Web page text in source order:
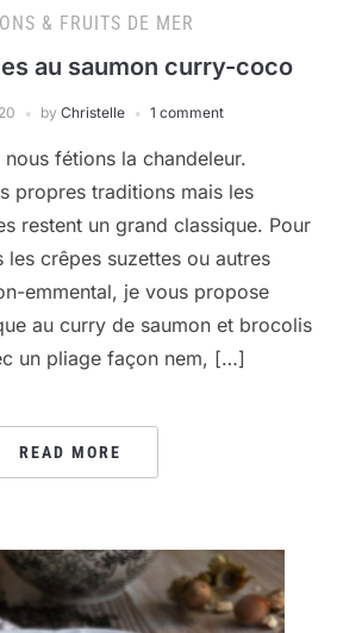
& FRUITS DE MER
au saumon curry-coco
by Christelle 1 comment
fétions la chandeleur.
propres traditions mais les
restent un grand classique. Pour
les crêpes suzettes ou autres
emmental, je vous propose
au curry de saumon et brocolis
un pliage façon nem, […]
READ MORE